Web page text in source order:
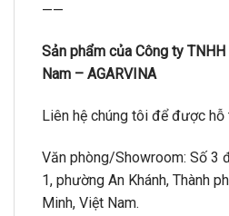
——
Sản phẩm của Công ty
Nam – AGARVINA
Liên hệ chúng tôi để được
Văn phòng/Showroom: Số 3
1, phường An Khánh, Thành
Minh, Việt Nam.